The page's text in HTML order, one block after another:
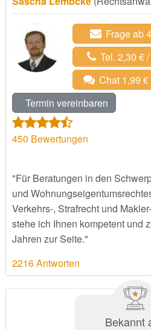
Frage ab
Tel. 2,30 €
Chat 1,99 €
Termin vereinbaren
450 Bewertungen
"Für Beratungen in den
und
Verkehrs-, Strafrecht und
stehe ich Ihnen kompetent und
Jahren zur Seite."
2216 Antworten
Bekannt